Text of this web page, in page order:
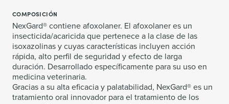
COMPOSICIÓN
NexGard® contiene afoxolaner. El afoxolaner es un
insecticida/acaricida que pertenece a la clase de las
isoxazolinas y cuyas características incluyen acción
rápida, alto perfil de seguridad y efecto de larga
duración. Desarrollado específicamente para su uso en
medicina veterinaria.
Gracias a su alta eficacia y palatabilidad, NexGard® es un
tratamiento oral innovador para el tratamiento de los